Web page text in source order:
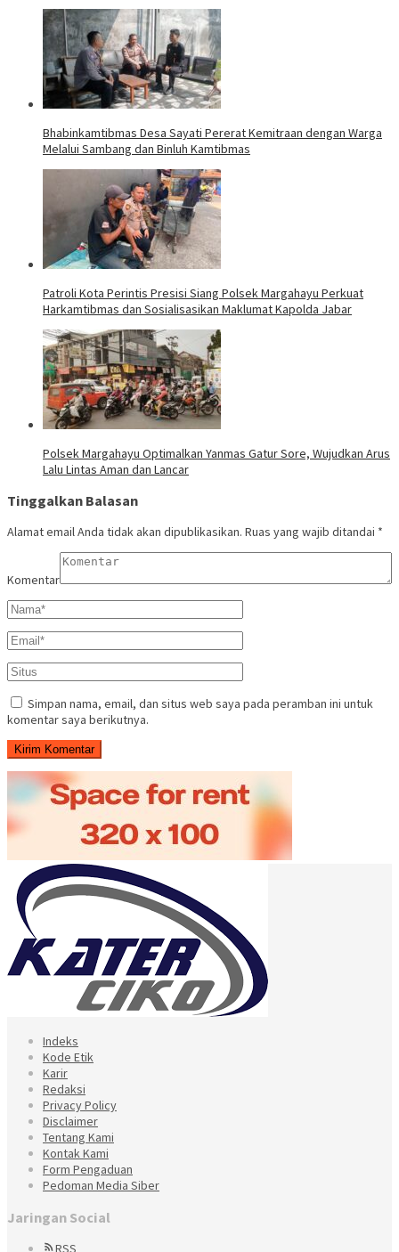
Bhabinkamtibmas Desa Sayati Pererat Kemitraan dengan Warga
Melalui Sambang dan Binluh Kamtibmas
Patroli Kota Perintis Presisi Siang Polsek Margahayu Perkuat
Harkamtibmas dan Sosialisasikan Maklumat Kapolda Jabar
Polsek Margahayu Optimalkan Yanmas Gatur Sore, Wujudkan Arus
Lalu Lintas Aman dan Lancar
Tinggalkan Balasan
Alamat email Anda tidak akan dipublikasikan. Ruas yang wajib ditandai *
Komentar
Simpan nama, email, dan situs web saya pada peramban ini untuk
komentar saya berikutnya.
Indeks
Kode Etik
Karir
Redaksi
Privacy Policy
Disclaimer
Tentang Kami
Kontak Kami
Form Pengaduan
Pedoman Media Siber
Jaringan Social
RSS